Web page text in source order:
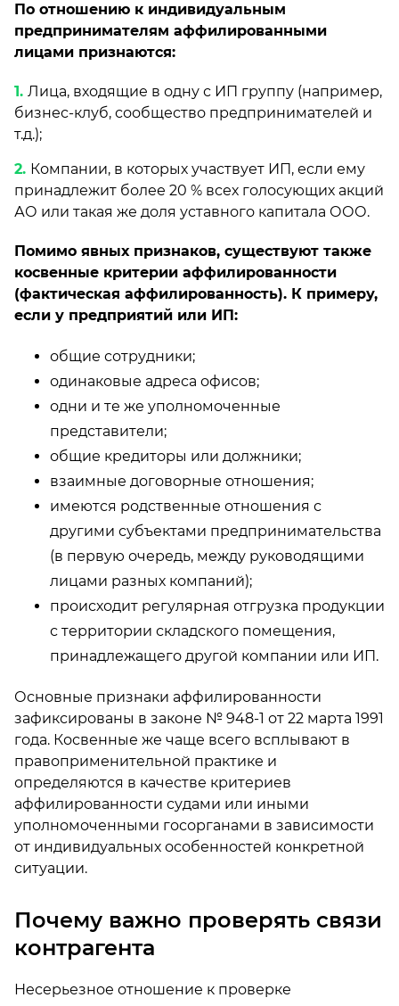
По отношению к индивидуальным
предпринимателям аффилированными
лицами признаются:
Лица, входящие в одну с ИП группу (например,
бизнес-клуб, сообщество предпринимателей и
т.д.);
Компании, в которых участвует ИП, если ему
принадлежит более 20 % всех голосующих акций
АО или такая же доля уставного капитала ООО.
Помимо явных признаков, существуют также
косвенные критерии аффилированности
(фактическая аффилированность). К примеру,
если у предприятий или ИП:
общие сотрудники;
одинаковые адреса офисов;
одни и те же уполномоченные
представители;
общие кредиторы или должники;
взаимные договорные отношения;
имеются родственные отношения с
другими субъектами предпринимательства
(в первую очередь, между руководящими
лицами разных компаний);
происходит регулярная отгрузка продукции
с территории складского помещения,
принадлежащего другой компании или ИП.
Основные признаки аффилированности
зафиксированы в законе № 948-1 от 22 марта 1991
года. Косвенные же чаще всего всплывают в
правоприменительной практике и
определяются в качестве критериев
аффилированности судами или иными
уполномоченными госорганами в зависимости
от индивидуальных особенностей конкретной
ситуации.
Почему важно проверять связи
контрагента
Несерьезное отношение к проверке